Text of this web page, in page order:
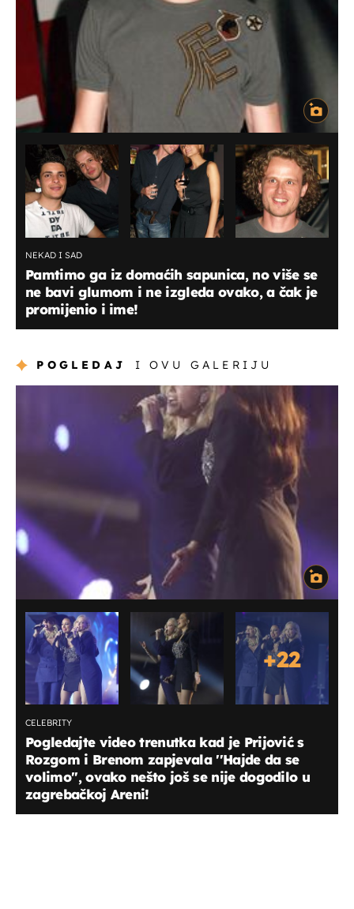
NEKAD I SAD
Pamtimo ga iz domaćih sapunica, no više se
ne bavi glumom i ne izgleda ovako, a čak je
promijenio i ime!
POGLEDAJ I OVU GALERIJU
+22
CELEBRITY
Pogledajte video trenutka kad je Prijović s
Rozgom i Brenom zapjevala ''Hajde da se
volimo'', ovako nešto još se nije dogodilo u
zagrebačkoj Areni!